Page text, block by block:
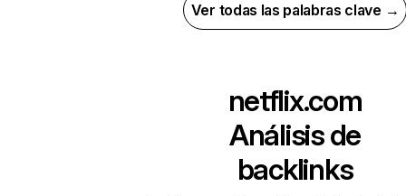
Ver todas las palabras clave →
netflix.com
Análisis de
backlinks